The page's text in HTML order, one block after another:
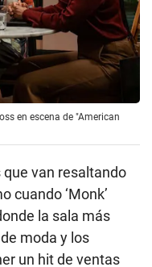
en escena de "American
van resaltando
cuando ‘Monk’
la sala más
moda y los
un hit de ventas